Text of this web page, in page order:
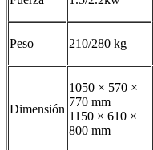
Peso 210/280 kg
Dimensión
1050 × 570 ×
770 mm
1150 × 610 ×
800 mm